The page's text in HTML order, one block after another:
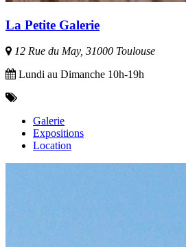
La Petite Galerie
12 Rue du May, 31000 Toulouse
Lundi au Dimanche 10h-19h
Galerie
Expositions
Location